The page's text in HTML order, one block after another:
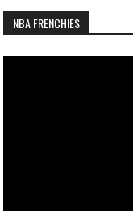
NBA FRENCHIES